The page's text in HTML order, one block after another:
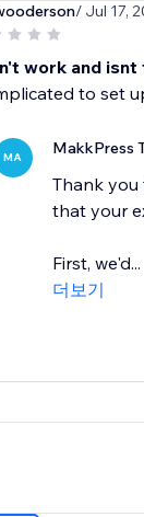
/ Jul 17,
work and isnt
to set
MA MakkPress
Thank you
that your
First, we'd...
더보기